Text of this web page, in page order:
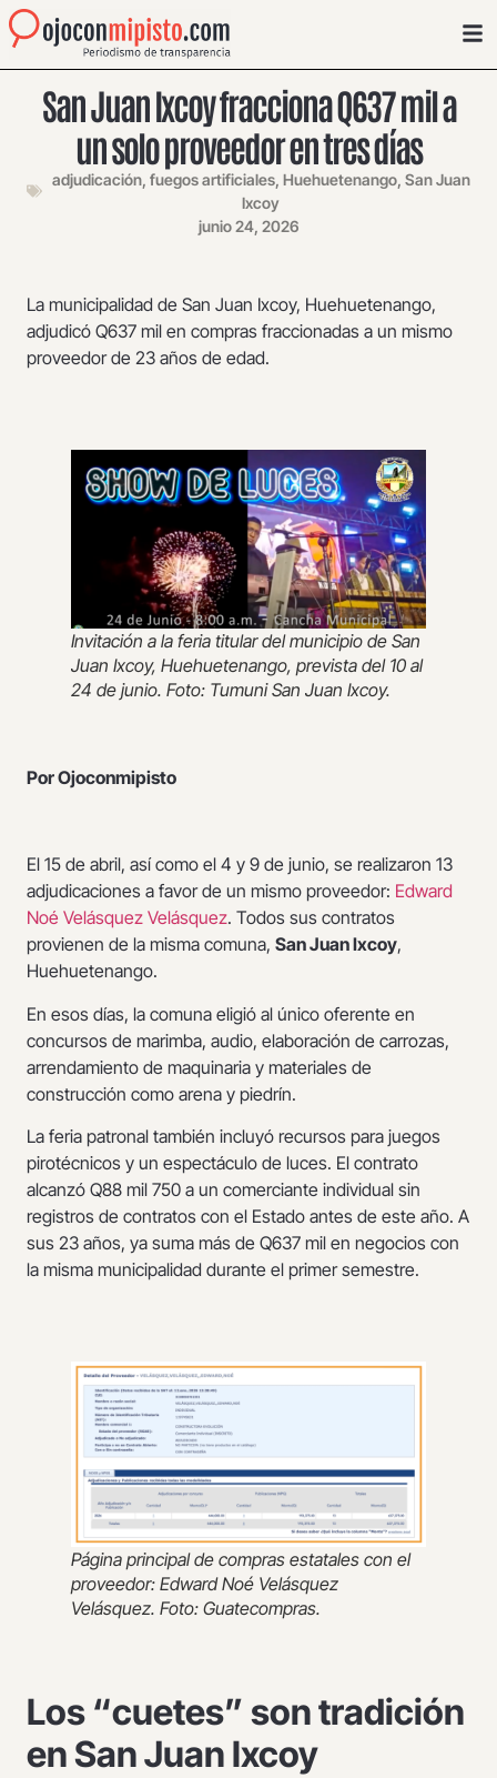
San Juan Ixcoy fracciona Q637 mil a
un solo proveedor en tres días
adjudicación, fuegos artificiales, Huehuetenango, San Juan
Ixcoy
junio 24, 2026
La municipalidad de San Juan Ixcoy, Huehuetenango,
adjudicó Q637 mil en compras fraccionadas a un mismo
proveedor de 23 años de edad.
Invitación a la feria titular del municipio de San
Juan Ixcoy, Huehuetenango, prevista del 10 al
24 de junio. Foto: Tumuni San Juan Ixcoy.
Por Ojoconmipisto
El 15 de abril, así como el 4 y 9 de junio, se realizaron 13
adjudicaciones a favor de un mismo proveedor: Edward
Noé Velásquez Velásquez. Todos sus contratos
provienen de la misma comuna, San Juan Ixcoy,
Huehuetenango.
En esos días, la comuna eligió al único oferente en
concursos de marimba, audio, elaboración de carrozas,
arrendamiento de maquinaria y materiales de
construcción como arena y piedrín.
La feria patronal también incluyó recursos para juegos
pirotécnicos y un espectáculo de luces. El contrato
alcanzó Q88 mil 750 a un comerciante individual sin
registros de contratos con el Estado antes de este año. A
sus 23 años, ya suma más de Q637 mil en negocios con
la misma municipalidad durante el primer semestre.
Página principal de compras estatales con el
proveedor: Edward Noé Velásquez
Velásquez. Foto: Guatecompras.
Los “cuetes” son tradición
en San Juan Ixcoy